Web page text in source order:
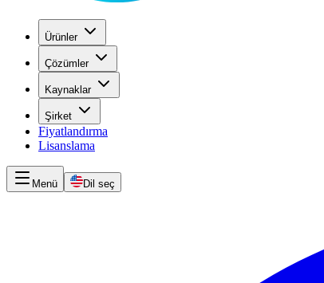
Ürünler
Çözümler
Kaynaklar
Şirket
Fiyatlandırma
Lisanslama
Menü Dil seç